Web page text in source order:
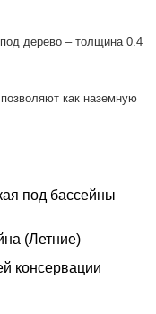
дерево – толщина 0.4
как наземную
под бассейны
(Летние)
консервации